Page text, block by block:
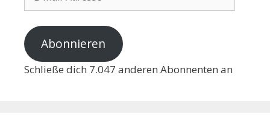
Abonnieren
Schließe dich 7.047 anderen Abonnenten an